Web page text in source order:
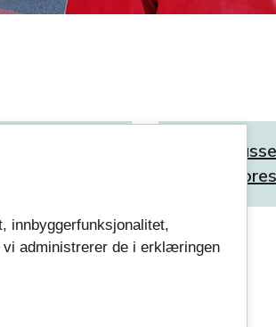
Råd til
innbyggerfunksjonalitet,
administrerer de i erklæringen